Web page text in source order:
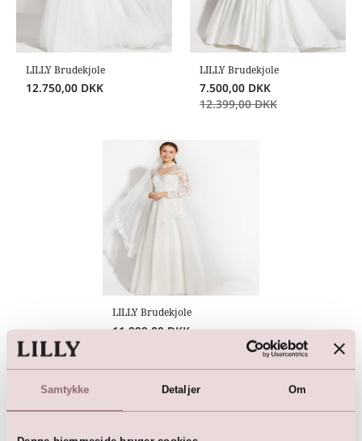
Samtykke Detaljer Om
LILLY Brudekjole
12.750,00 DKK
LILLY Brudekjole
7.500,00 DKK
12.399,00 DKK
LILLY Brudekjole
11.999,00 DKK